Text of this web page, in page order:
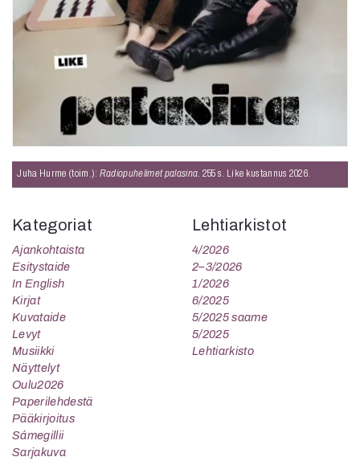
Juha Hurme (toim.): Radiopuhelimet palasina. 255 s. Like kustannus 2026.
Kategoriat
Ajankohtaista
Esitystaide
In English
Kirjat
Kuvataide
Levyt
Musiikki
Näyttelyt
Oulu2026
Paperilehdestä
Pääkirjoitus
Sámegillii
Sarjakuva
Lehtiarkistot
4/2026
2–3/2026
1/2026
6/2025
5/2025 saame
5/2025
Lehtiarkisto